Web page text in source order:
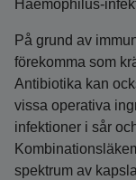
Haemophilus-
På grund av
förekomma som
Antibiotika kan
vissa operativa
infektioner i sår
spektrum av